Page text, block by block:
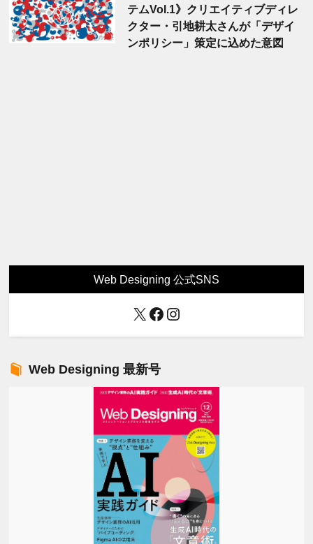
テムVol.1》クリエイティブディレ
クター・引地耕太さんが「デザイ
ンポリシー」策定に込めた意図
Web Designing 公式SNS
X Facebook
Instagram
Web Designing 最新号